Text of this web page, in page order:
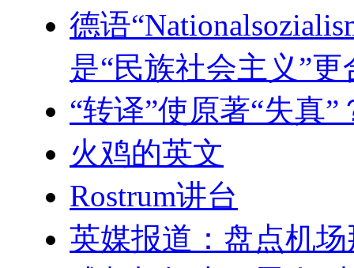
德语
是“民族社会主义”更
“转译”使原著“失真
火鸡的英文
Rostrum讲台
英媒报道：盘点机